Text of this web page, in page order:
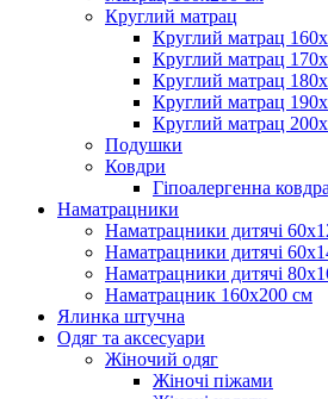
Круглий матрац
Круглий матрац
Круглий матрац
Круглий матрац
Круглий матрац
Круглий матрац
Подушки
Ковдри
Гіпоалергенна ковдра
Наматрацники
Наматрацники дитячі
Наматрацники дитячі
Наматрацники дитячі
Наматрацник 160х200 см
Ялинка штучна
Одяг та аксесуари
Жіночий одяг
Жіночі піжами